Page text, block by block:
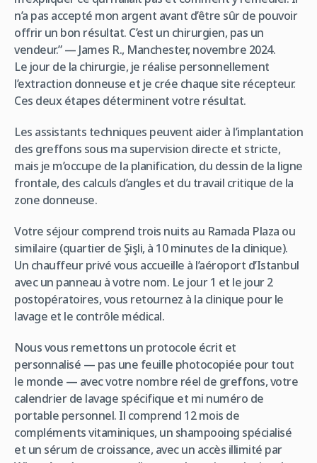
n’a pas accepté mon argent avant d’être sûr de pouvoir
offrir un bon résultat. C’est un chirurgien, pas un
vendeur.” — James R., Manchester, novembre 2024.
Le jour de la chirurgie, je réalise personnellement
l’extraction donneuse et je crée chaque site récepteur.
Ces deux étapes déterminent votre résultat.
Les assistants techniques peuvent aider à l’implantation
des greffons sous ma supervision directe et stricte,
mais je m’occupe de la planification, du dessin de la ligne
frontale, des calculs d’angles et du travail critique de la
zone donneuse.
Votre séjour comprend trois nuits au Ramada Plaza ou
similaire (quartier de Şişli, à 10 minutes de la clinique).
Un chauffeur privé vous accueille à l’aéroport d’Istanbul
avec un panneau à votre nom. Le jour 1 et le jour 2
postopératoires, vous retournez à la clinique pour le
lavage et le contrôle médical.
Nous vous remettons un protocole écrit et
personnalisé — pas une feuille photocopiée pour tout
le monde — avec votre nombre réel de greffons, votre
calendrier de lavage spécifique et mi numéro de
portable personnel. Il comprend 12 mois de
compléments vitaminiques, un shampooing spécialisé
et un sérum de croissance, avec un accès illimité par